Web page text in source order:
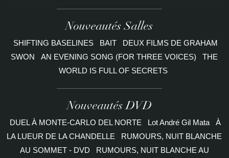
Nouveautés Salles
SHIFTING BASELINES BAIT
DEUX FILMS DE GRAHAM
SWON
AN EVENING SONG (FOR THREE VOICES)
THE
WORLD IS FULL OF SECRETS
Nouveautés DVD
DUEL À MONTE-CARLO DEL NORTE Lot André Gil Mata
À
LA LUEUR DE LA CHANDELLE
RUMOURS, NUIT BLANCHE
AU SOMMET - DVD
RUMOURS, NUIT BLANCHE AU